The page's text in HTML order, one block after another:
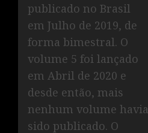
publicado no Brasil
em Julho de 2019, de
forma bimestral. O
volume 5 foi lançado
em Abril de 2020 e
desde então, mais
nenhum volume havia
sido publicado. O